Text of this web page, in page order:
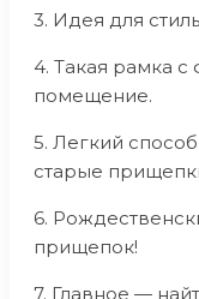
3. Идея для
4. Такая рамка
помещение.
5. Легкий
старые
6.
прищепок!
7. Главное —